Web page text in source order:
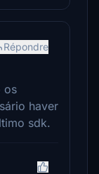
Répondre
os
haver
sdk.